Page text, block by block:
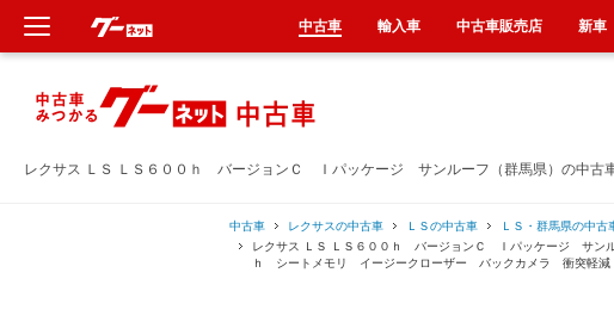
レクサス ＬＳ ＬＳ６００ｈ バージョンＣ Ｉパッケージ サンルーフ（群馬県）の中古
中古車 レクサスの中古車 ＬＳの中古車 ＬＳ・群馬県の中古
レクサス ＬＳ ＬＳ６００ｈ バージョンＣ Ｉパッケージ サ
ｈ シートメモリ イージークローザー バックカメラ 衝突軽
中古車 輸入車 中古車販売店 新車
新車
中古車